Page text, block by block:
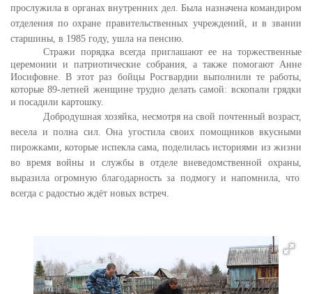
прослужила в органах внутренних дел. Была назначена командиром
отделения по охране правительственных учреждений, и в звании
старшины, в 1985 году, ушла на пенсию.
Стражи порядка всегда приглашают ее на торжественные
церемонии и патриотические собрания, а также помогают Анне
Иосифовне. В этот раз бойцы Росгвардии выполнили те работы,
которые 89-летней женщине трудно делать самой: вскопали грядки
и посадили картошку.
Добродушная хозяйка, несмотря на свой почтенный возраст,
весела и полна сил. Она угостила своих помощников вкусными
пирожками, которые испекла сама,поделилась историями из жизни
во время войны и службы в отделе вневедомственной охраны,
выразила огромную благодарность за подмогу и напомнила, что
всегда с радостью ждёт новых встреч.